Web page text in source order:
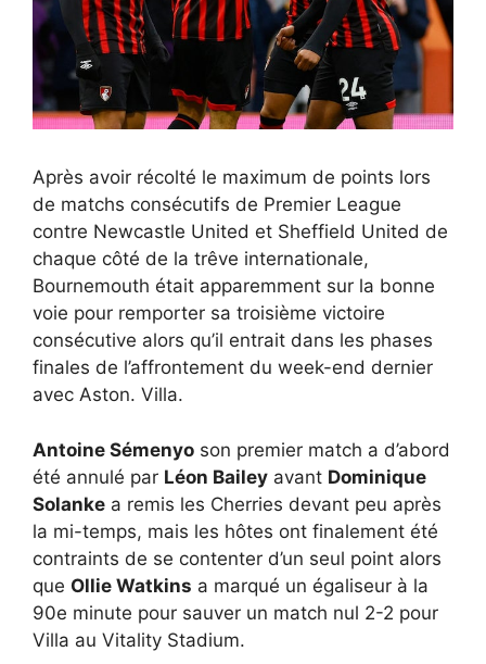
Après avoir récolté le maximum de points lors
de matchs consécutifs de Premier League
contre Newcastle United et Sheffield United de
chaque côté de la trêve internationale,
Bournemouth était apparemment sur la bonne
voie pour remporter sa troisième victoire
consécutive alors qu’il entrait dans les phases
finales de l’affrontement du week-end dernier
avec Aston. Villa.
Antoine Sémenyo son premier match a d’abord
été annulé par Léon Bailey avant Dominique
Solanke a remis les Cherries devant peu après
la mi-temps, mais les hôtes ont finalement été
contraints de se contenter d’un seul point alors
que Ollie Watkins a marqué un égaliseur à la
90e minute pour sauver un match nul 2-2 pour
Villa au Vitality Stadium.